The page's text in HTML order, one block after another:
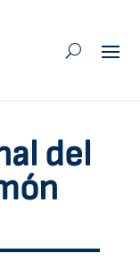
del